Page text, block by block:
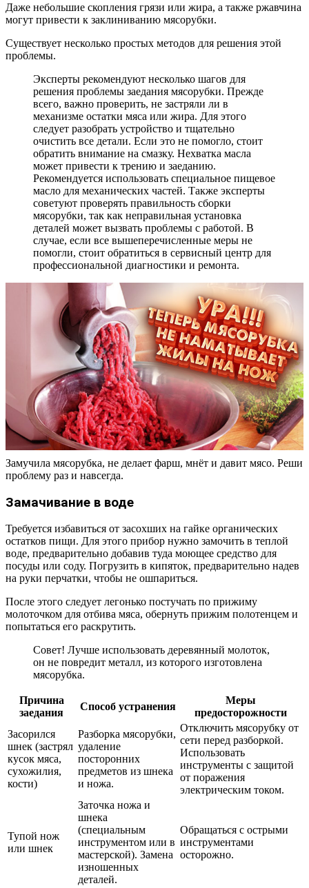
Даже небольшие скопления грязи или жира, а также ржавчина
могут привести к заклиниванию мясорубки.
Существует несколько простых методов для решения этой
проблемы.
Эксперты рекомендуют несколько шагов для
решения проблемы заедания мясорубки. Прежде
всего, важно проверить, не застряли ли в
механизме остатки мяса или жира. Для этого
следует разобрать устройство и тщательно
очистить все детали. Если это не помогло, стоит
обратить внимание на смазку. Нехватка масла
может привести к трению и заеданию.
Рекомендуется использовать специальное пищевое
масло для механических частей. Также эксперты
советуют проверять правильность сборки
мясорубки, так как неправильная установка
деталей может вызвать проблемы с работой. В
случае, если все вышеперечисленные меры не
помогли, стоит обратиться в сервисный центр для
профессиональной диагностики и ремонта.
Замучила мясорубка, не делает фарш, мнёт и давит мясо. Реши
проблему раз и навсегда.
Замачивание в воде
Требуется избавиться от засохших на гайке органических
остатков пищи. Для этого прибор нужно замочить в теплой
воде, предварительно добавив туда моющее средство для
посуды или соду. Погрузить в кипяток, предварительно надев
на руки перчатки, чтобы не ошпариться.
После этого следует легонько постучать по прижиму
молоточком для отбива мяса, обернуть прижим полотенцем и
попытаться его раскрутить.
Совет! Лучше использовать деревянный молоток,
он не повредит металл, из которого изготовлена
мясорубка.
Причина
заедания
Способ устранения
Меры
предосторожности
Засорился
шнек (застрял
кусок мяса,
сухожилия,
кости)
Разборка мясорубки,
удаление
посторонних
предметов из шнека
и ножа.
Отключить мясорубку от
сети перед разборкой.
Использовать
инструменты с защитой
от поражения
электрическим током.
Тупой нож
или шнек
Заточка ножа и
шнека
(специальным
инструментом или в
мастерской). Замена
изношенных
деталей.
Обращаться с острыми
инструментами
осторожно.